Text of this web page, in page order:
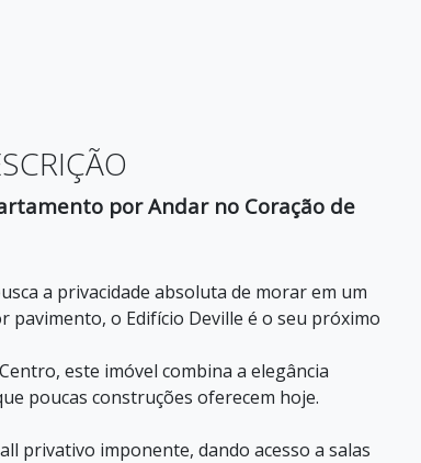
por Andar no Coração de
a privacidade absoluta de morar em um
pavimento, o Edifício Deville é o seu próximo
este imóvel combina a elegância
poucas construções oferecem hoje.
privativo imponente, dando acesso a salas